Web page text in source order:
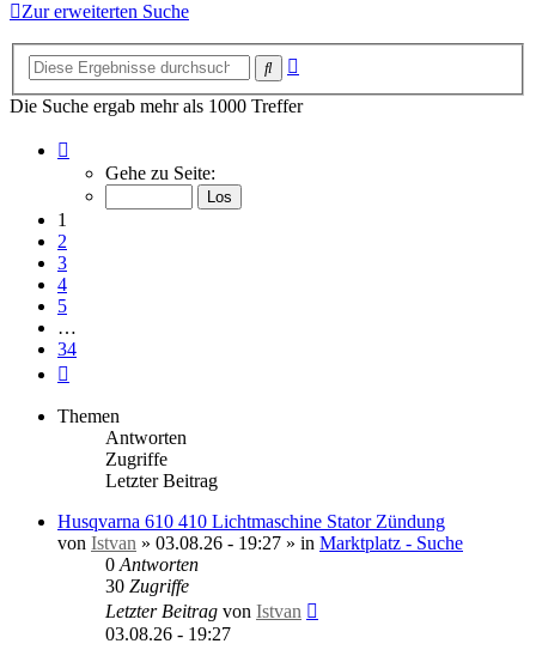
Zur erweiterten Suche
Suche
Die Suche ergab mehr als 1000 Treffer
von
Gehe zu Seite:
1
2
3
4
5
…
34
Themen
Antworten
Zugriffe
Letzter Beitrag
Husqvarna 610 410 Lichtmaschine Stator Zündung
von Istvan » 03.08.26 - 19:27 » in Marktplatz - Suche
0 Antworten
30 Zugriffe
Letzter Beitrag von Istvan
03.08.26 - 19:27